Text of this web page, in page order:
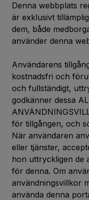
Denna webbplats
är exklusivt
dem, både
använder denna
Användarens
kostnadsfri och
och fullständigt,
godkänner dessa
för tillgången, och
När användaren
eller tjänster,
hon uttryckligen de
för denna. Om
användningsvillkor
använda denna